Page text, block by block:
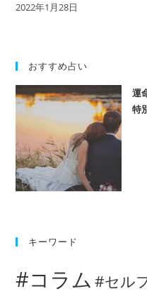
2022年1月28日
おすすめ占い
運
特
キーワード
#コラム #セル